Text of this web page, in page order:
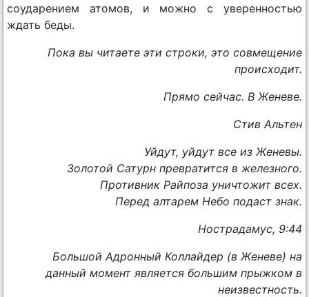
соударением атомов, и можно с уверенностью
ждать беды.
Пока вы читаете эти строки, это совмещение
происходит.
Прямо сейчас. В Женеве.
Стив Альтен
Уйдут, уйдут все из Женевы.
Золотой Сатурн превратится в железного.
Противник Райпоза уничтожит всех.
Перед алтарем Небо подаст знак.
Нострадамус, 9:44
Большой Адронный Коллайдер (в Женеве) на
данный момент является большим прыжком в
неизвестность.